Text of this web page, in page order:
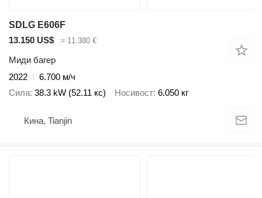
SDLG E606F
13.150 US$
≈ 11.380 €
Миди багер
2022
6.700 м/ч
Сила 38.3 kW (52.11 кс) Носивост 6.050 кг
Кина, Tianjin